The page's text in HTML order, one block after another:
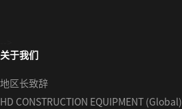
关于我们
地区长致辞
HD CONSTRUCTION EQUIPMENT (Global)